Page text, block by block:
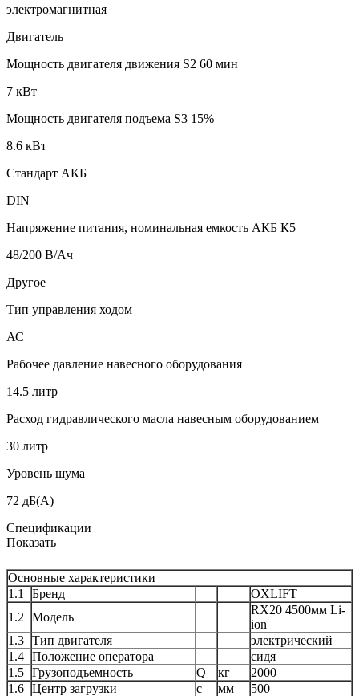
электромагнитная
Двигатель
Мощность двигателя движения S2 60 мин
7 кВт
Мощность двигателя подъема S3 15%
8.6 кВт
Стандарт АКБ
DIN
Напряжение питания, номинальная емкость АКБ К5
48/200 В/Ач
Другое
Тип управления ходом
АС
Рабочее давление навесного оборудования
14.5 литр
Расход гидравлического масла навесным оборудованием
30 литр
Уровень шума
72 дБ(А)
Спецификации
Показать
Основные характеристики
1.1
Бренд
OXLIFT
1.2
Модель
RX20 4500мм Li-
ion
1.3 Тип двигателя
электрический
1.4 Положение оператора
сидя
1.5 Грузоподъемность Q кг
2000
1.6 Центр загрузки c мм
500